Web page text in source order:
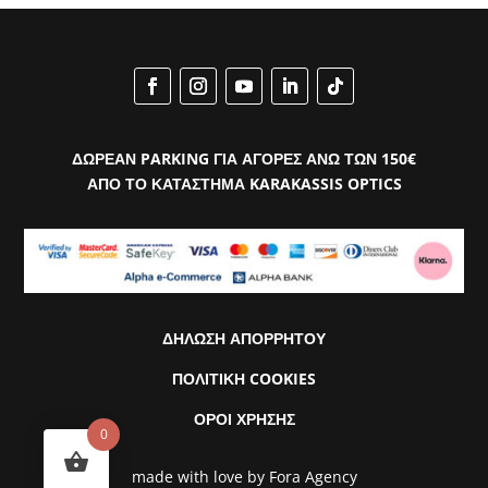
ΔΩΡΕΑΝ PARKING ΓΙΑ ΑΓΟΡΕΣ ΑΝΩ ΤΩΝ 150€
ΑΠΟ ΤΟ ΚΑΤΑΣΤΗΜΑ KARAKASSIS OPTICS
ΔΗΛΩΣΗ ΑΠΟΡΡΗΤΟΥ
ΠΟΛΙΤΙΚΗ COOKIES
ΟΡΟΙ ΧΡΗΣΗΣ
made with love by Fora Agency
0